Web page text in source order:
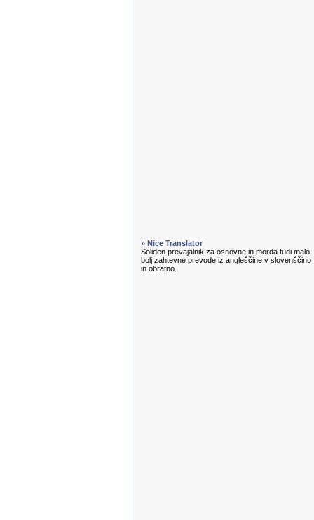
» Nice Translator
Soliden prevajalnik za osnovne in morda tudi malo
bolj zahtevne prevode iz angleščine v slovenščino
in obratno.